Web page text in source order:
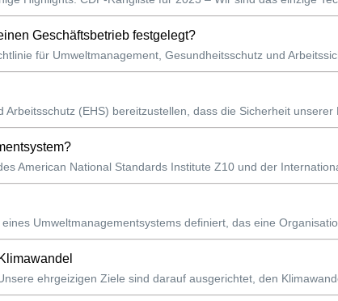
Geschäftsbetrieb festgelegt?
für Umweltmanagement, Gesundheitsschutz und
(EHS) bereitzustellen, dass die Sicherheit unserer
American National Standards Institute Z10 und der
Umweltmanagementsystems definiert, das eine
ehrgeizigen Ziele sind darauf ausgerichtet, den